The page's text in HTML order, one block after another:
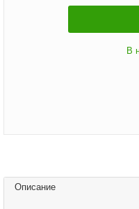
В
Описание